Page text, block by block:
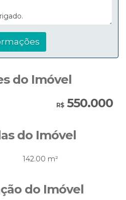
do Imóvel
R$550.000
do Imóvel
142.00 m²
do Imóvel